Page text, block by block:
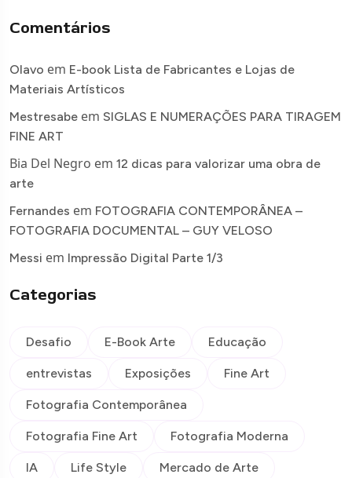
Comentários
Olavo em E-book Lista de Fabricantes e Lojas de
Materiais Artísticos
Mestresabe em SIGLAS E NUMERAÇÕES PARA TIRAGEM
FINE ART
Bia Del Negro em 12 dicas para valorizar uma obra de
arte
Fernandes em FOTOGRAFIA CONTEMPORÂNEA –
FOTOGRAFIA DOCUMENTAL – GUY VELOSO
Messi em Impressão Digital Parte 1/3
Categorias
Desafio E-Book Arte Educação
entrevistas Exposições Fine Art
Fotografia Contemporânea
Fotografia Fine Art Fotografia Moderna
IA Life Style Mercado de Arte